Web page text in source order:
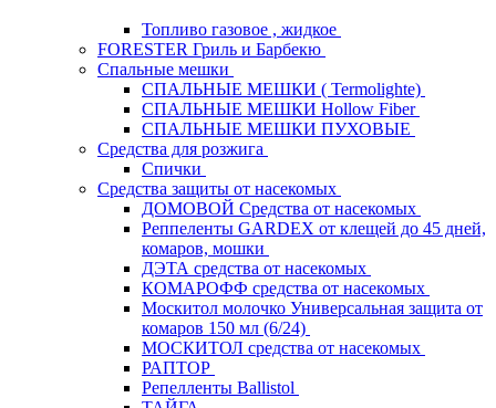
Топливо газовое , жидкое
FORESTER Гриль и Барбекю
Спальные мешки
СПАЛЬНЫЕ МЕШКИ ( Termolighte)
СПАЛЬНЫЕ МЕШКИ Hollow Fiber
СПАЛЬНЫЕ МЕШКИ ПУХОВЫЕ
Средства для розжига
Спички
Средства защиты от насекомых
ДОМОВОЙ Средства от насекомых
Реппеленты GARDEX от клещей до 45 дней,
комаров, мошки
ДЭТА средства от насекомых
КОМАРОФФ средства от насекомых
Москитол молочко Универсальная защита от
комаров 150 мл (6/24)
МОСКИТОЛ средства от насекомых
РАПТОР
Репелленты Ballistol